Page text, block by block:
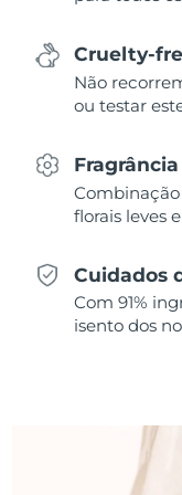
Cruelty-
Não
ou testar
florais leves
Cuidados
Com 91%
isento dos
Singapura
Eslováquia
África do Sul
Espanha